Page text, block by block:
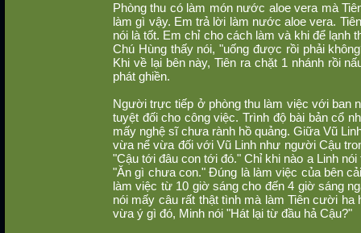
Phòng thu có làm món nước aloe vera mà
làm gì vậy. Em trả lời làm nước aloe vera.
nói là tốt. Em chỉ cho cách làm và khi để lạnh
Chú Hùng thấy nói, "uống được rồi phải
Khi về lại bên này, Tiên ra chặt 1 nhánh rồi
phát ghiền.
Người trực tiếp ở phòng thu làm việc với ban
tuyệt đối cho công việc. Trình độ bài bản cổ
mấy nghệ sĩ chưa rành hồ quảng. Giữa Vũ
vừa nể vừa đối với Vũ Linh như người Cậu
"Cậu tới đâu con tới đó." Chỉ khi nào a Linh
"Ăn gì chưa con." Đúng là làm việc của bên
làm việc từ 10 giờ sáng cho đến 4 giờ sáng
nói mấy câu rất thật tình mà làm Tiên cười
vừa ý gì đó, Minh nói "Hát lại từ đầu hả Cậu?"